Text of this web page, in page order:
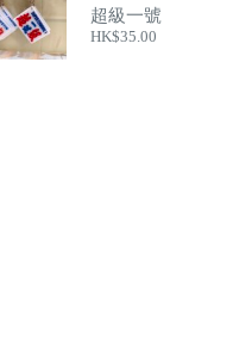
超級一號
HK$35.00